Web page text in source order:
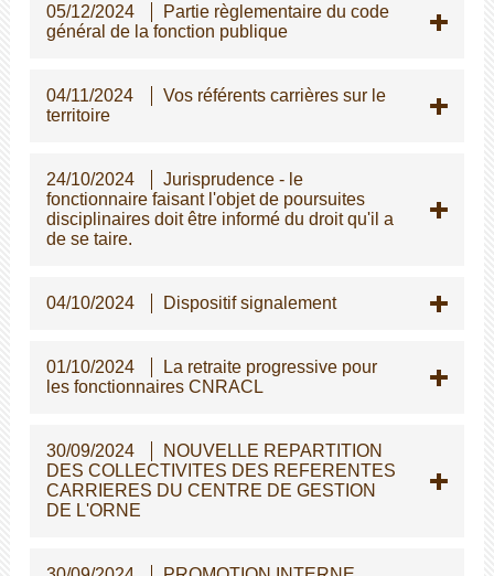
05/12/2024
Partie règlementaire du code
général de la fonction publique
04/11/2024
Vos référents carrières sur le
territoire
24/10/2024
Jurisprudence - le
fonctionnaire faisant l'objet de poursuites
disciplinaires doit être informé du droit qu'il a
de se taire.
04/10/2024 Dispositif signalement
01/10/2024
La retraite progressive pour
les fonctionnaires CNRACL
30/09/2024
NOUVELLE REPARTITION
DES COLLECTIVITES DES REFERENTES
CARRIERES DU CENTRE DE GESTION
DE L'ORNE